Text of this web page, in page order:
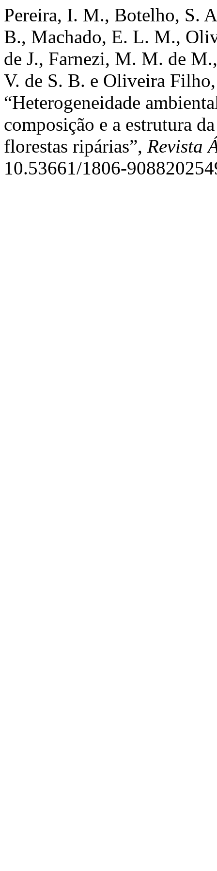
Pereira, I. M., Botelho, S.
B., Machado, E. L. M.,
de J., Farnezi, M. M. de
V. de S. B. e Oliveira
“Heterogeneidade
composição e a estrutura
florestas ripárias”, Revista
10.53661/1806-